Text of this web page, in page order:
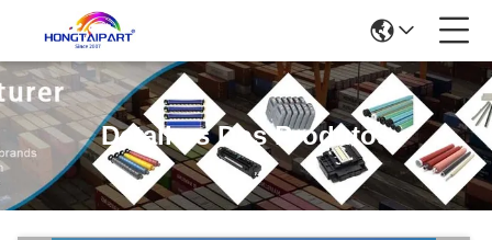
Detalhes Dos Produtos